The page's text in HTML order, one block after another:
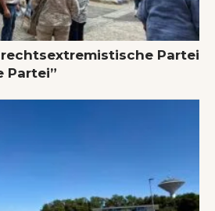
rechtsextremistische Partei
Partei”